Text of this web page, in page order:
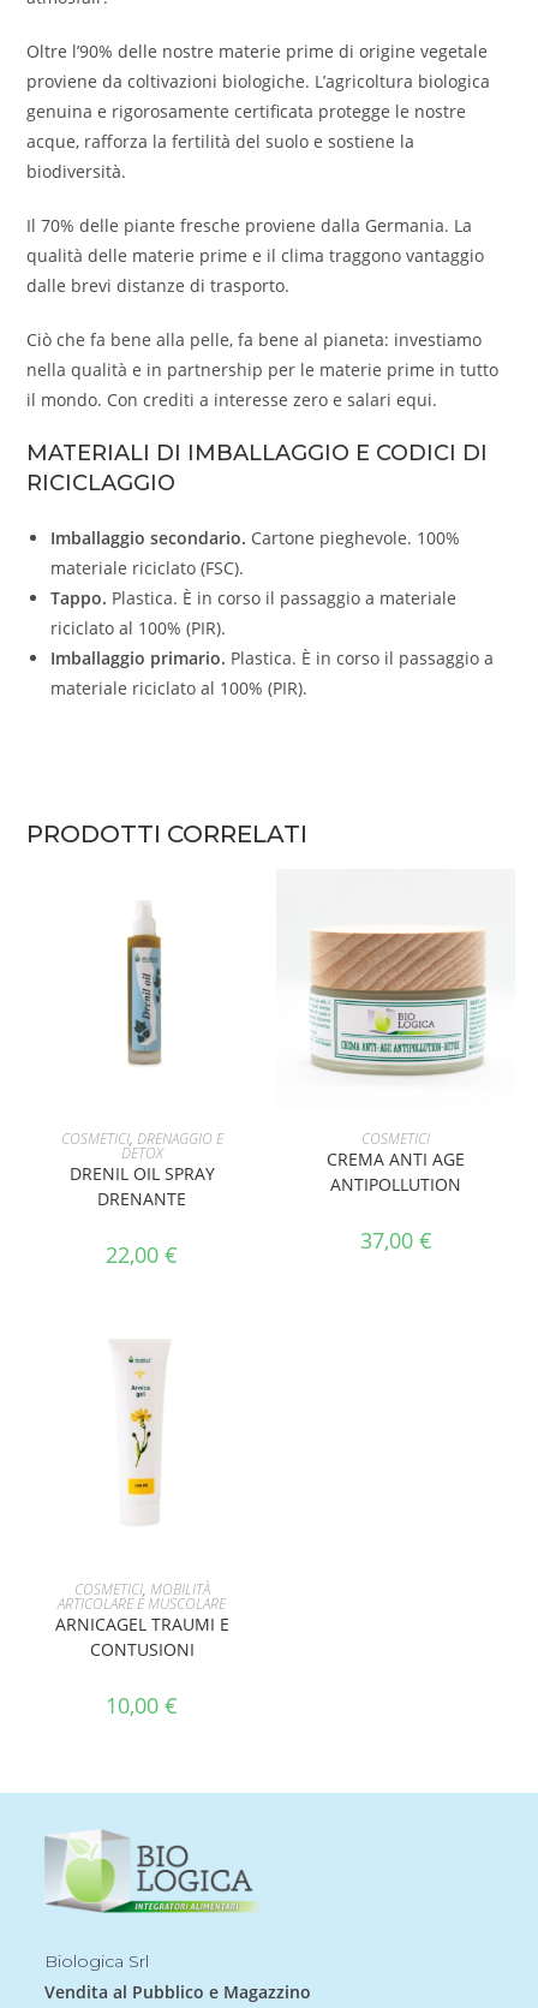
Oltre l’90% delle nostre materie prime di origine vegetale
proviene da coltivazioni biologiche. L’agricoltura biologica
genuina e rigorosamente certificata protegge le nostre
acque, rafforza la fertilità del suolo e sostiene la
biodiversità.
Il 70% delle piante fresche proviene dalla Germania. La
qualità delle materie prime e il clima traggono vantaggio
dalle brevi distanze di trasporto.
Ciò che fa bene alla pelle, fa bene al pianeta: investiamo
nella qualità e in partnership per le materie prime in tutto
il mondo. Con crediti a interesse zero e salari equi.
MATERIALI DI IMBALLAGGIO E CODICI DI
RICICLAGGIO
Imballaggio secondario. Cartone pieghevole. 100%
materiale riciclato (FSC).
Tappo. Plastica. È in corso il passaggio a materiale
riciclato al 100% (PIR).
Imballaggio primario. Plastica. È in corso il passaggio a
materiale riciclato al 100% (PIR).
PRODOTTI CORRELATI
AGGIUNGI AL CARRELLO
COSMETICI, DRENAGGIO E
DETOX
DRENIL OIL SPRAY
DRENANTE
22,00€
AGGIUNGI AL CARRELLO
COSMETICI
CREMA ANTI AGE
ANTIPOLLUTION
37,00 €
AGGIUNGI AL CARRELLO
COSMETICI, MOBILITÀ
ARTICOLARE E MUSCOLARE
ARNICAGEL TRAUMI E
CONTUSIONI
10,00€
Biologica Srl
Vendita al Pubblico e Magazzino